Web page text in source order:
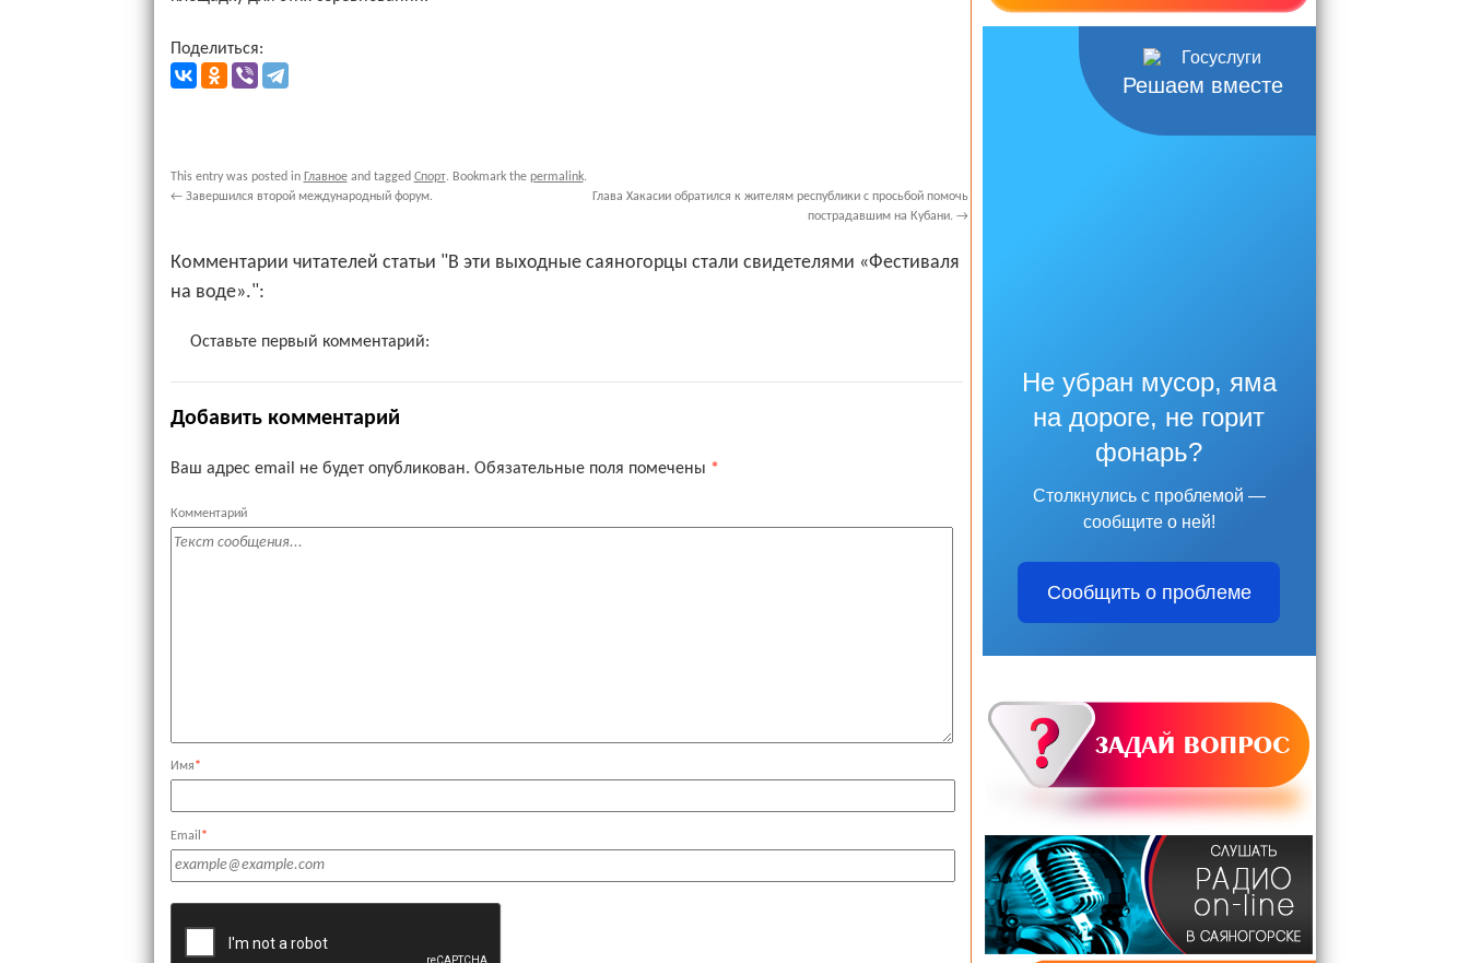
Поделиться:
This entry was posted in Главноеand tagged Спорт. Bookmark the permalink.
←Завершился второй международный форум.
Глава Хакасии обратился к жителям республики с просьбой помочь
пострадавшим на Кубани. →
Комментарии читателей статьи "В эти выходные саяногорцы стали свидетелями «Фестиваля
на воде».":
Оставьте первый комментарий:
Добавить комментарий
Ваш адрес email не будет опубликован. Обязательные поля помечены *
Комментарий
Имя*
Email *
Решаем вместе
Не убран мусор, яма
на дороге, не горит
фонарь?
Столкнулись с проблемой —
сообщите о ней!
Сообщить о проблеме